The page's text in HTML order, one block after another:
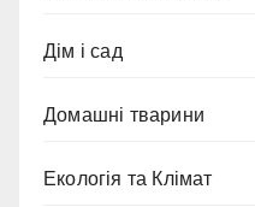
Дім і сад
Домашні тварини
Екологія та Клімат